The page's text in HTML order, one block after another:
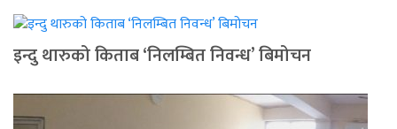
इन्दु थारुको किताब ‘निलम्बित निवन्ध’ बिमोचन